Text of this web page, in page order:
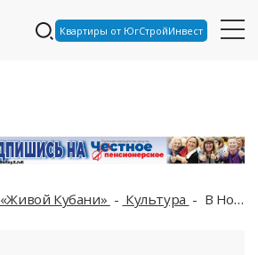
Квартиры от ЮгСтройИнвест
Кубани» Культура В Новороссийске стартует еженедельный молодежный уличный фестиваль